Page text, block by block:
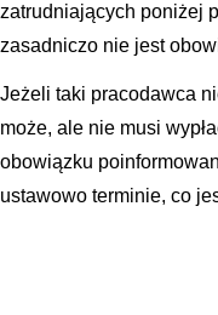
zatrudniających poniżej
zasadniczo nie jest
Jeżeli taki pracodawca
może, ale nie musi
obowiązku
ustawowo terminie, co